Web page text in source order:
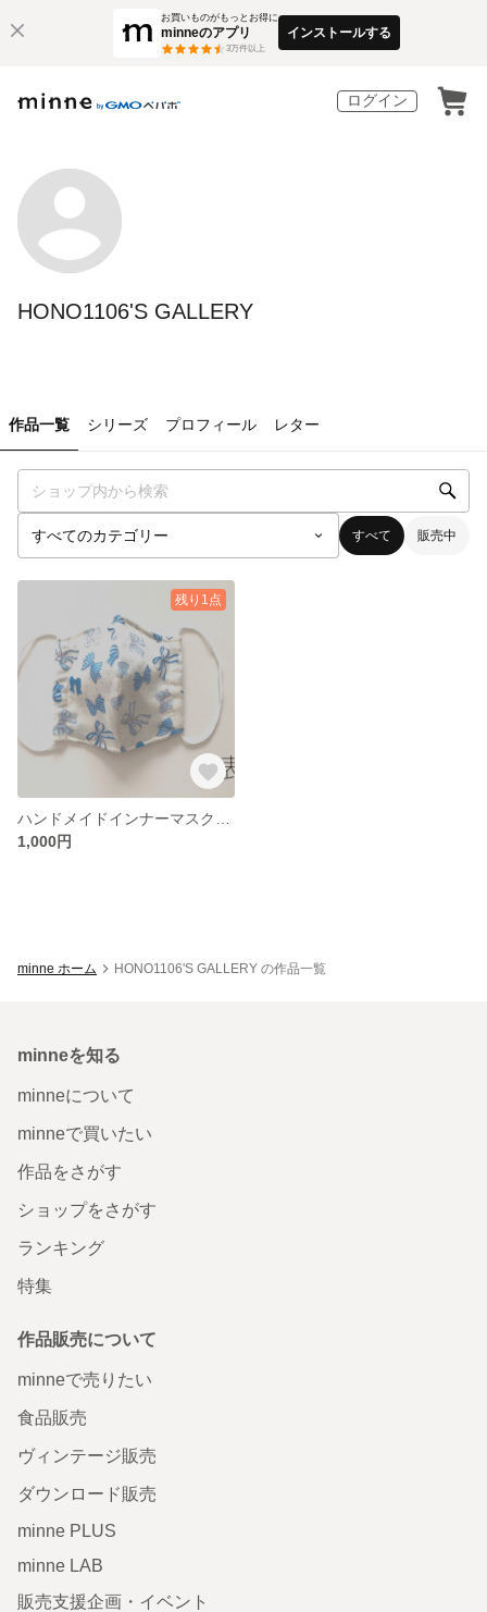
お買いものがもっとお得に
minneのアプリ
3万件以上
インストールする
ログイン
HONO1106'S GALLERY
作品一覧 シリーズ プロフィール レター
すべて 販売中
残り1点
1,000円
minne ホーム HONO1106'S GALLERY の作品一覧
minneを知る
minneについて
minneで買いたい
作品をさがす
ショップをさがす
ランキング
特集
作品販売について
minneで売りたい
食品販売
ヴィンテージ販売
ダウンロード販売
minne PLUS
minne LAB
販売支援企画・イベント